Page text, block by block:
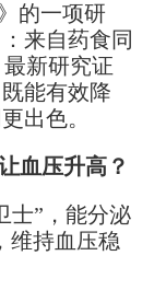
的一项研
来自药食同
新研究证
能有效降
出色。
血压升高？
士”，能分泌
维持血压稳